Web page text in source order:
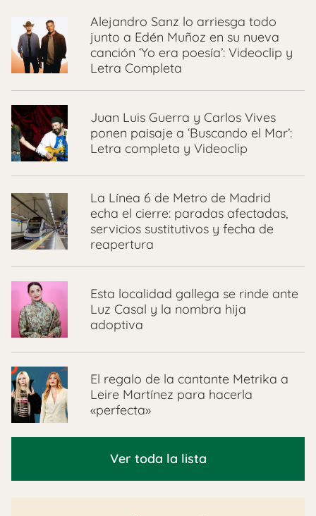
Alejandro Sanz lo arriesga todo
junto a Edén Muñoz en su nueva
canción ‘Yo era poesía’: Videoclip y
Letra Completa
Juan Luis Guerra y Carlos Vives
ponen paisaje a ‘Buscando el Mar’:
Letra completa y Videoclip
La Línea 6 de Metro de Madrid
echa el cierre: paradas afectadas,
servicios sustitutivos y fecha de
reapertura
Esta localidad gallega se rinde ante
Luz Casal y la nombra hija
adoptiva
El regalo de la cantante Metrika a
Leire Martínez para hacerla
«perfecta»
Ver toda la lista